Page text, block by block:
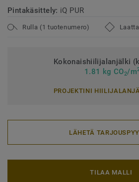
Pintakäsittely: iQ PUR
Rulla (1 tuotenumero)
Kokonaishiilijalanjälki
1.81 kg CO2/m
PROJEKTINI
LÄHETÄ
TILAA MALLI